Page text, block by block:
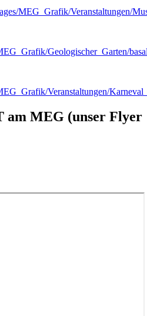
MEG_Grafik/Veranstaltungen/
Geologischer_Garten/
Veranstaltungen/
am MEG (unser Flyer